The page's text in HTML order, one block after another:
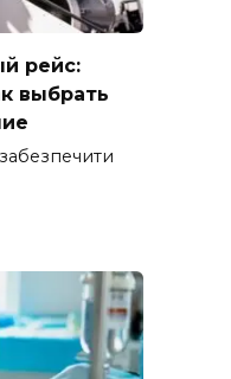
рейс:
выбрать